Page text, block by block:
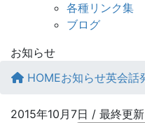
各種リンク集
ブログ
お知らせ
HOMEお知らせ英会話
2015年10月7日 / 最終更